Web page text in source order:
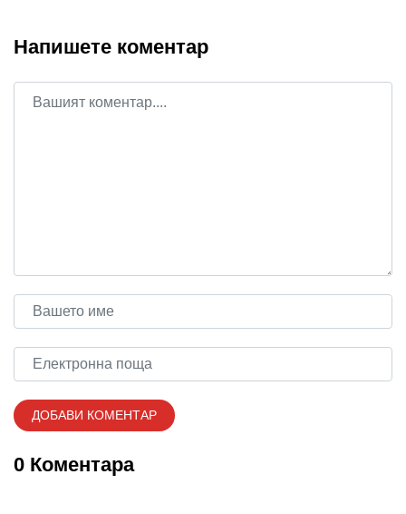
Напишете коментар
0 Коментара